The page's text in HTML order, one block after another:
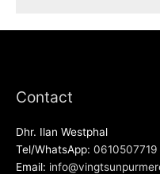
Contact
Dhr. Ilan Westphal
Tel/WhatsApp: 0610507719
Email: